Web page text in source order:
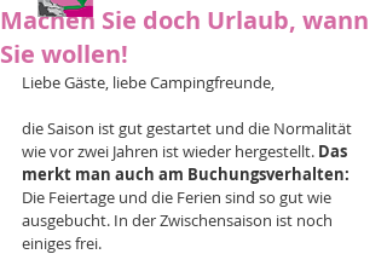
Machen Sie doch Urlaub, wann
Sie wollen!
Liebe Gäste, liebe Campingfreunde,
die Saison ist gut gestartet und die Normalität
wie vor zwei Jahren ist wieder hergestellt. Das
merkt man auch am Buchungsverhalten:
Die Feiertage und die Ferien sind so gut wie
ausgebucht. In der Zwischensaison ist noch
einiges frei.